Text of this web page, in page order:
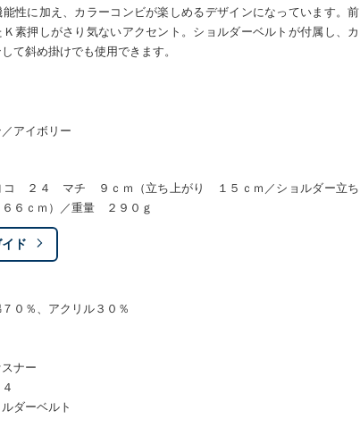
能性に加え、カラーコンビが楽しめるデザインになっています。前
素押しがさり気ないアクセント。ショルダーベルトが付属し、カ
て斜め掛けでも使用できます。
アイボリー
２４ マチ ９ｃｍ（立ち上がり １５ｃｍ／ショルダー立ち
６ｃｍ）／重量 ２９０ｇ
ド
０％、アクリル３０％
スナー
ダーベルト